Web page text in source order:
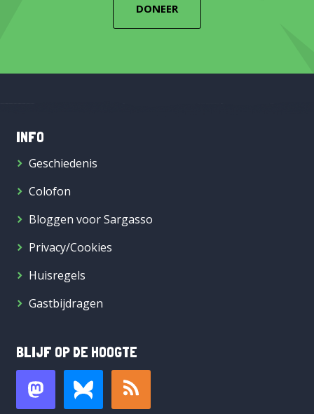
DONEER
INFO
Geschiedenis
Colofon
Bloggen voor Sargasso
Privacy/Cookies
Huisregels
Gastbijdragen
BLIJF OP DE HOOGTE